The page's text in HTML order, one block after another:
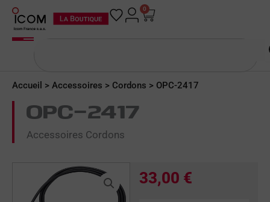
Aller
contenu
0
Panier
Accueil > Accessoires > Cordons > OPC-2417
OPC-2417
Accessoires Cordons
33,00 €